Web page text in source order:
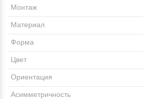
Монтаж
Материал
Форма
Цвет
Ориентация
Асимметричность